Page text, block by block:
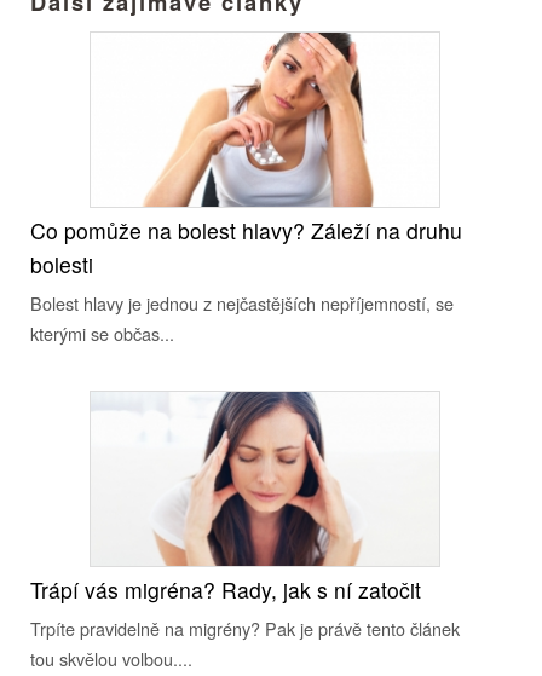
Co pomůže na bolest hlavy? Záleží na druhu
bolesti
Bolest hlavy je jednou z nejčastějších nepříjemností, se
kterými se občas...
Trápí vás migréna? Rady, jak s ní zatočit
Trpíte pravidelně na migrény? Pak je právě tento článek
tou skvělou volbou....